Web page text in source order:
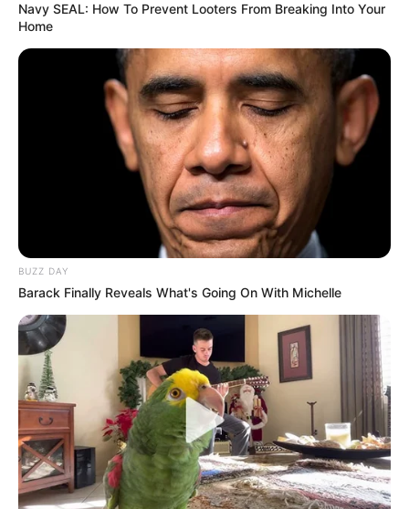
Fonte: www.casuarinas.com.br
As forminhas também podem aparecer de
maneira mais sutil, nas cores presentes em
pequenos detalhes que compõem a mesa de
Navy SEAL: How To Prevent Looters From Breaking Into Your
Home
BUZZ DAY
Barack Finally Reveals What's Going On With Michelle